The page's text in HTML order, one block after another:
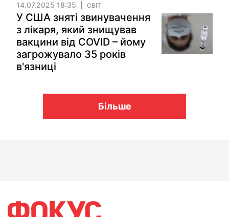
14.07.2025 18:35 СВІТ
У США зняті звинувачення
з лікаря, який знищував
вакцини від COVID – йому
загрожувало 35 років
в'язниці
Більше